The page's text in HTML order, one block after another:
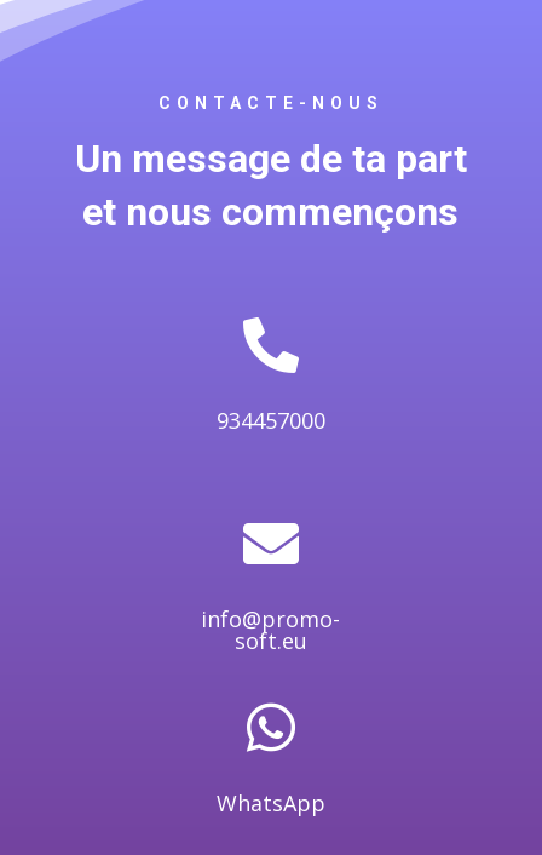
CONTACTE-NOUS
Un message de ta part
et nous commençons

934457000

info@promo-
soft.eu

WhatsApp